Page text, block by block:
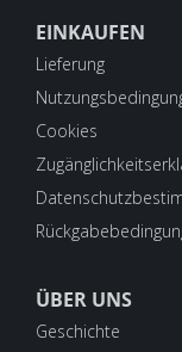
EINKAUFEN
Lieferung
Cookies
ÜBER UNS
Geschichte